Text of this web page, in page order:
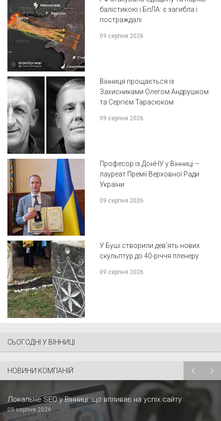
балістикою і БпЛА: є загибла і
постраждалі
09 серпня 2026
Вінниця прощається із
Захисниками Олегом Андрушком
та Сергієм Тарасюком
09 серпня 2026
Професор із ДонНУ у Вінниці –
лауреат Премії Верховної Ради
України
09 серпня 2026
У Буші створили дев’ять нових
скульптур до 40-річчя пленеру
09 серпня 2026
СЬОГОДНІ У ВІННИЦІ
НОВИНИ КОМПАНІЙ
Локальне SEO у Вінниці: що впливає на успіх сайту
09 серпня 2026